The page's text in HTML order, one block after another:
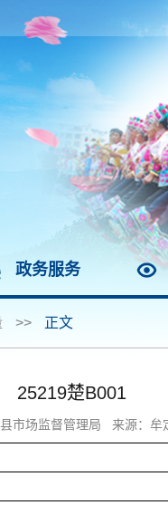
政务服务
>> 正文
25219楚B001
市场监督管理局 来源：